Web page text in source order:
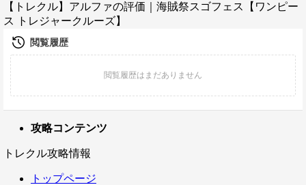
【トレクル】アルファの評価｜海賊祭スゴフェス【ワンピー
ス トレジャークルーズ】
攻略コンテンツ
トレクル攻略情報
トップページ